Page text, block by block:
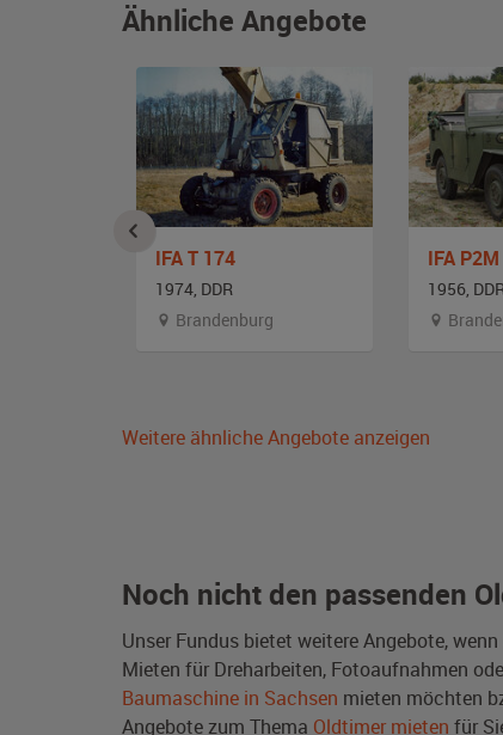
Ähnliche Angebote
IFA T 174
1974, DDR
Brandenburg
IFA P2M
1956, DDR
Weitere ähnliche Angebote anzeigen
Noch nicht den passenden
Unser Fundus bietet weitere Angebote, wenn
Mieten für Dreharbeiten, Fotoaufnahmen
Baumaschine in Sachsen mieten möchten
Angebote zum Thema Oldtimer mieten für